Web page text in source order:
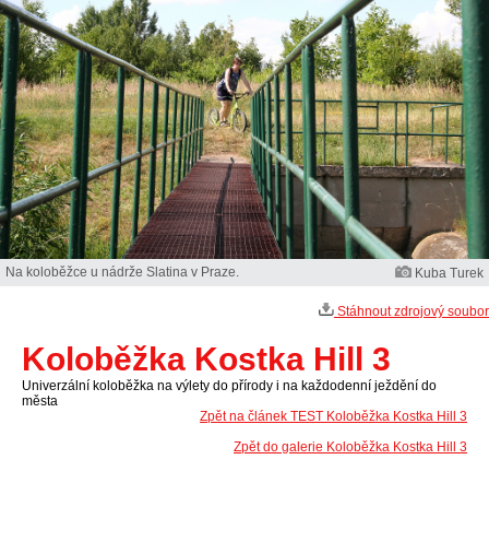
Na koloběžce u nádrže Slatina v Praze. Kuba Turek
Stáhnout zdrojový soubor
Koloběžka Kostka Hill 3
Univerzální koloběžka na výlety do přírody i na každodenní ježdění do
města
Zpět na článek TEST Koloběžka Kostka Hill 3
Zpět do galerie Koloběžka Kostka Hill 3